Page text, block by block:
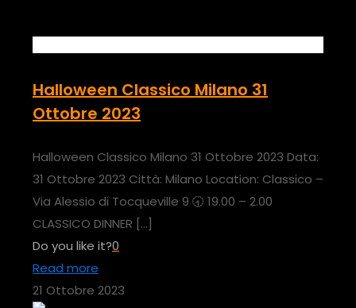
Halloween Classico Milano 31
Ottobre 2023
Halloween Classico Milano 31 Ottobre 2023 Data:
31 Ottobre 2023 Città: Milano Location: Classico –
Via Alessio di Tocqueville 9 🕣 19.00 – 2.00
CLASSICO DINNER […]
Do you like it?0
Read more
21 Ottobre 2023